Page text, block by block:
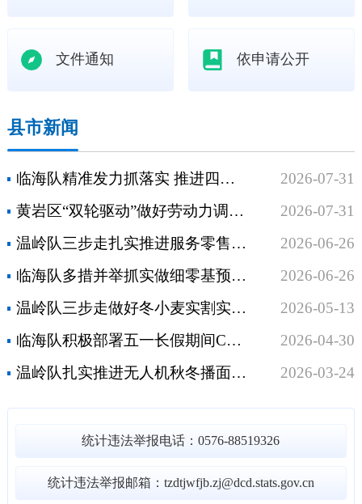
文件通知 依申请公开
县市新闻
临海队精准发力抓落实 推进四农普遥感测量早稻核实工作
2026-07-31
黄岩区“双轮驱动”做好劳动力调查工作
2026-07-31
温岭队三步走扎实推进服务零售结构调查
2026-06-26
临海队多措并举抓实做细零基预算工作
2026-06-26
温岭队三步走做好冬小麦实割实测调查工作
2026-05-13
临海队积极部署五一长假期间CPI调查工作
2026-04-30
温岭队扎实推进无人机秋冬播面积调查
2026-03-24
统计违法举报电话：0576-88519326
统计违法举报邮箱：tzdtjwfjb.zj@dcd.stats.gov.cn